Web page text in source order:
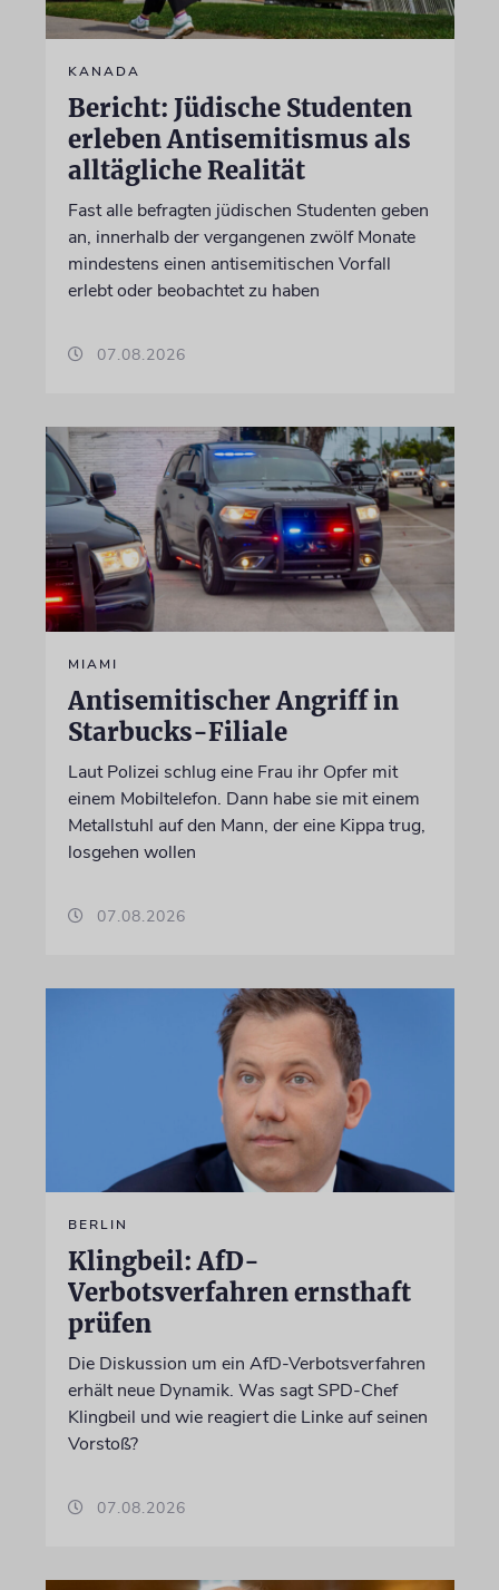
KANADA
Bericht: Jüdische Studenten
erleben Antisemitismus als
alltägliche Realität
Fast alle befragten jüdischen Studenten geben
an, innerhalb der vergangenen zwölf Monate
mindestens einen antisemitischen Vorfall
erlebt oder beobachtet zu haben
07.08.2026
MIAMI
Antisemitischer Angriff in
Starbucks-Filiale
Laut Polizei schlug eine Frau ihr Opfer mit
einem Mobiltelefon. Dann habe sie mit einem
Metallstuhl auf den Mann, der eine Kippa trug,
losgehen wollen
07.08.2026
BERLIN
Klingbeil: AfD-
Verbotsverfahren ernsthaft
prüfen
Die Diskussion um ein AfD-Verbotsverfahren
erhält neue Dynamik. Was sagt SPD-Chef
Klingbeil und wie reagiert die Linke auf seinen
Vorstoß?
07.08.2026